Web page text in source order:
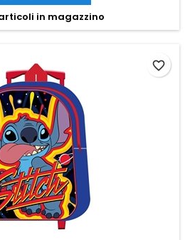
in magazzino
favorite_border